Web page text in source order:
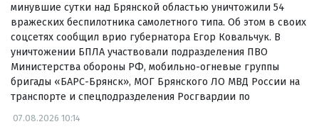
минувшие сутки над Брянской областью уничтожили 54
вражеских беспилотника самолетного типа. Об этом в своих
соцсетях сообщил врио губернатора Егор Ковальчук. В
уничтожении БПЛА участвовали подразделения ПВО
Министерства обороны РФ, мобильно-огневые группы
бригады «БАРС-Брянск», МОГ Брянского ЛО МВД России на
транспорте и спецподразделения Росгвардии по
07.08.2026 10:14